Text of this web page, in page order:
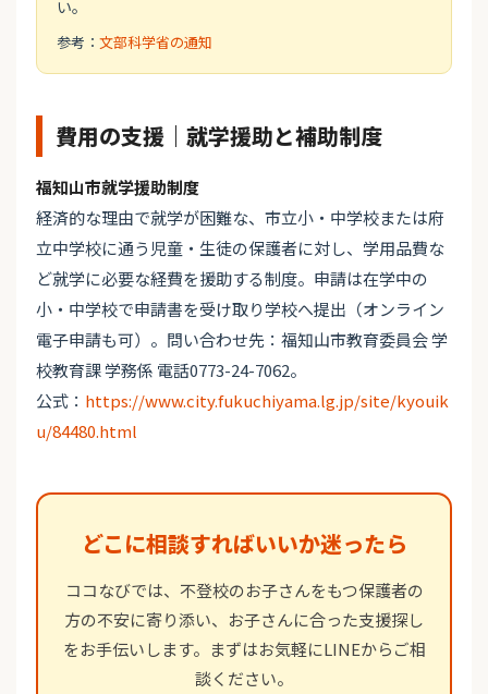
い。
参考： 文部科学省の通知
費用の支援｜就学援助と補助制度
福知山市就学援助制度
経済的な理由で就学が困難な、市立小・中学校または府
立中学校に通う児童・生徒の保護者に対し、学用品費な
ど就学に必要な経費を援助する制度。申請は在学中の
小・中学校で申請書を受け取り学校へ提出（オンライン
電子申請も可）。問い合わせ先：福知山市教育委員会 学
校教育課 学務係 電話0773-24-7062。
公式： https://www.city.fukuchiyama.lg.jp/site/kyouik
u/84480.html
どこに相談すればいいか迷ったら
ココなびでは、不登校のお子さんをもつ保護者の
方の不安に寄り添い、お子さんに合った支援探し
をお手伝いします。まずはお気軽にLINEからご相
談ください。